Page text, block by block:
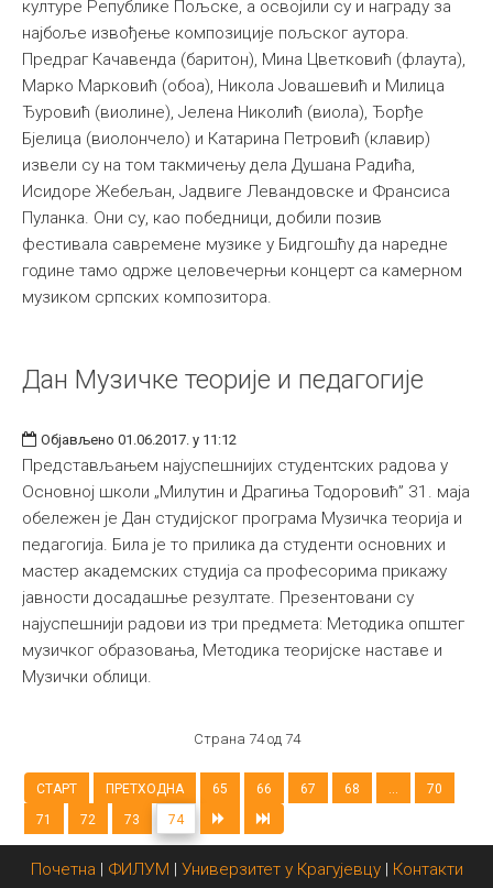
културе Републике Пољске, а освојили су и награду за
најбоље извођење композиције пољског аутора.
Предраг Качавенда (баритон), Мина Цветковић (флаута),
Марко Марковић (обоа), Никола Јовашевић и Милица
Ђуровић (виолине), Јелена Николић (виола), Ђорђе
Бјелица (виолончело) и Катарина Петровић (клавир)
извели су на том такмичењу дела Душана Радића,
Исидоре Жебељан, Јадвиге Левандовске и Франсиса
Пуланка. Они су, као победници, добили позив
фестивала савремене музике у Бидгошћу да наредне
године тамо одрже целовечерњи концерт са камерном
музиком српских композитора.
Дан Музичке теорије и педагогије
Објављено 01.06.2017. у 11:12
Представљањем најуспешнијих студентских радова у
Основној школи „Милутин и Драгиња Тодоровић” 31. маја
обележен је Дан студијског програма Музичка теорија и
педагогија. Била је то прилика да студенти основних и
мастер академских студија са професорима прикажу
јавности досадашње резултате. Презентовани су
најуспешнији радови из три предмета: Методика општег
музичког образовања, Методика теоријске наставе и
Музички облици.
Страна 74 од 74
СТАРТ ПРЕТХОДНА 65 66 67 68 ...
70
71
72 73 74
Почетна | ФИЛУМ | Универзитет у Крагујевцу| Контакти